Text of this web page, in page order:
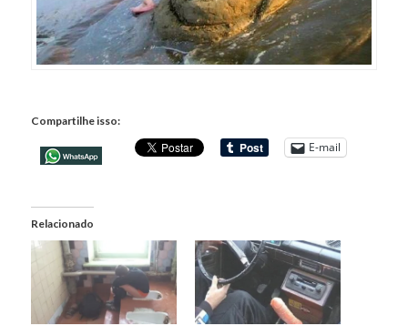
Compartilhe isso:
E-mail
Relacionado